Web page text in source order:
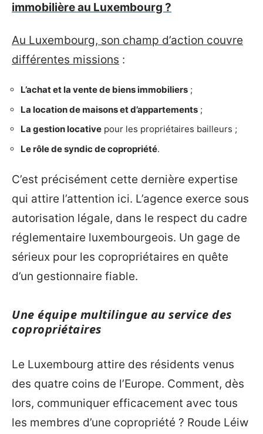
immobilière au Luxembourg ?
Au Luxembourg, son champ d’action couvre
différentes missions :
L’achat et la vente de biens immobiliers ;
La location de maisons et d’appartements ;
La gestion locative pour les propriétaires bailleurs ;
Le rôle de syndic de copropriété.
C’est précisément cette dernière expertise
qui attire l’attention ici. L’agence exerce sous
autorisation légale, dans le respect du cadre
réglementaire luxembourgeois. Un gage de
sérieux pour les copropriétaires en quête
d’un gestionnaire fiable.
Une équipe multilingue au service des
copropriétaires
Le Luxembourg attire des résidents venus
des quatre coins de l’Europe. Comment, dès
lors, communiquer efficacement avec tous
les membres d’une copropriété ? Roude Léiw